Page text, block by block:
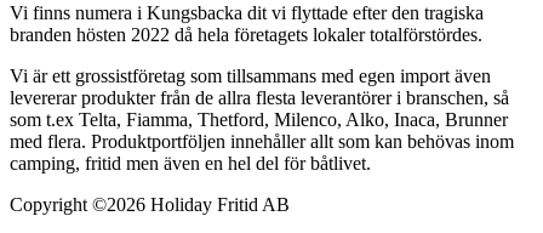
Vi finns numera i Kungsbacka dit vi flyttade efter den tragiska
branden hösten 2022 då hela företagets lokaler totalförstördes.
Vi är ett grossistföretag som tillsammans med egen import även
levererar produkter från de allra flesta leverantörer i branschen, så
som t.ex Telta, Fiamma, Thetford, Milenco, Alko, Inaca, Brunner
med flera. Produktportföljen innehåller allt som kan behövas inom
camping, fritid men även en hel del för båtlivet.
Copyright ©2026 Holiday Fritid AB